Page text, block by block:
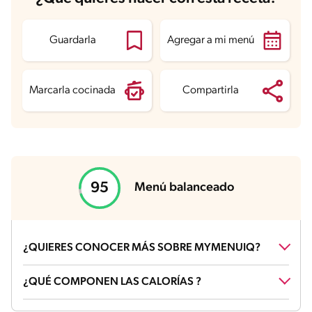
Guardarla Agregar a mi menú
Marcarla cocinada Compartirla
Menú balanceado
¿QUIERES CONOCER MÁS SOBRE MYMENUIQ?
¿Qué es un menú balanceado?
Un menú balanceado contiene alimentos de todos los grupos en
las cantidades apropiadas.
¿QUÉ COMPONEN LAS CALORÍAS ?